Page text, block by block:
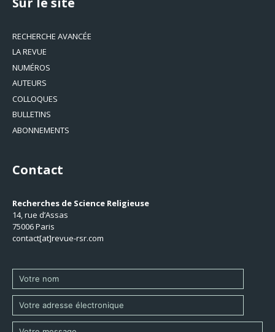
RECHERCHE AVANCÉE
LA REVUE
NUMÉROS
AUTEURS
COLLOQUES
BULLETINS
ABONNEMENTS
Contact
Recherches de Science Religieuse
14, rue d’Assas
75006 Paris
contact[at]revue-rsr.com